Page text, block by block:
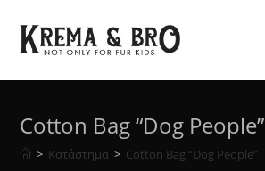
content
Cotton Bag “Dog People”
> Κατάστημα > Cotton Bag “Dog People”